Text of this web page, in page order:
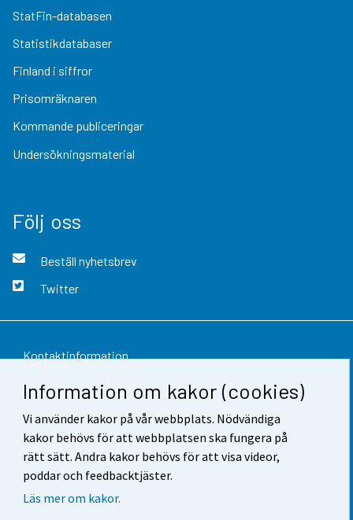
Information om kakor (cookies)
Vi använder kakor på vår webbplats. Nödvändiga
kakor behövs för att webbplatsen ska fungera på
rätt sätt. Andra kakor behövs för att visa videor,
poddar och feedbacktjäster.
Läs mer om kakor.
StatFin-databasen
Statistikdatabaser
Finland i siffror
Prisomräknaren
Kommande publiceringar
Undersökningsmaterial
Följ oss
Beställ nyhetsbrev
Twitter
Kontaktinformation
Respons
Användarvillkor
Dataskydd
Tillgänglighet